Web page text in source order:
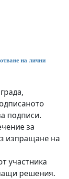
на лични
подписи.
за
изпращане на
участника
решения.